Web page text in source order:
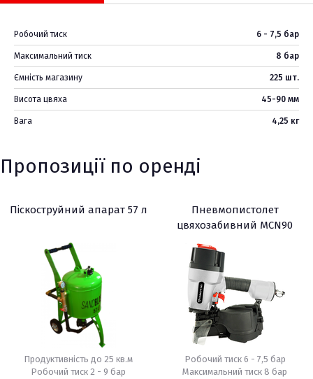
Робочий тиск 6 - 7,5 бар
Максимальний тиск 8 бар
Ємність магазину 225 шт.
Висота цвяха 45-90 мм
Вага 4,25 кг
Пропозиції по оренді
Піскоструйний апарат 57 л
Продуктивність до 25 кв.м
Робочий тиск 2 - 9 бар
Пневмопистолет
цвяхозабивний MCN90
Робочий тиск 6 - 7,5 бар
Максимальний тиск 8 бар